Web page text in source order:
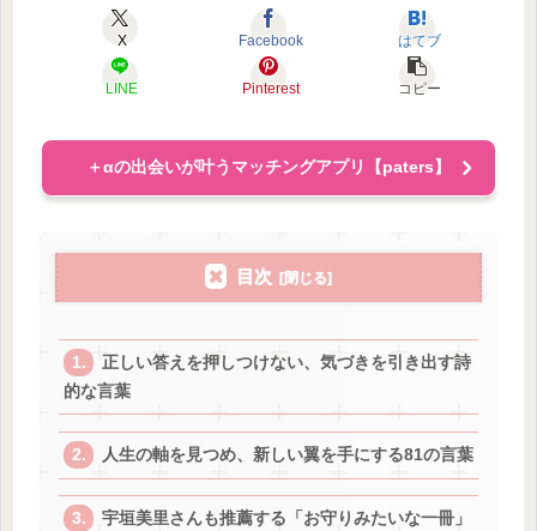
X Facebook はてブ
LINE Pinterest コピー
＋αの出会いが叶うマッチングアプリ【paters】
目次
正しい答えを押しつけない、気づきを引き出す詩
的な言葉
人生の軸を見つめ、新しい翼を手にする81の言葉
宇垣美里さんも推薦する「お守りみたいな一冊」